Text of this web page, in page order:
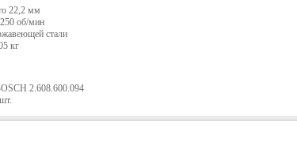
22,2 мм
об/мин
стали
кг
2.608.600.094